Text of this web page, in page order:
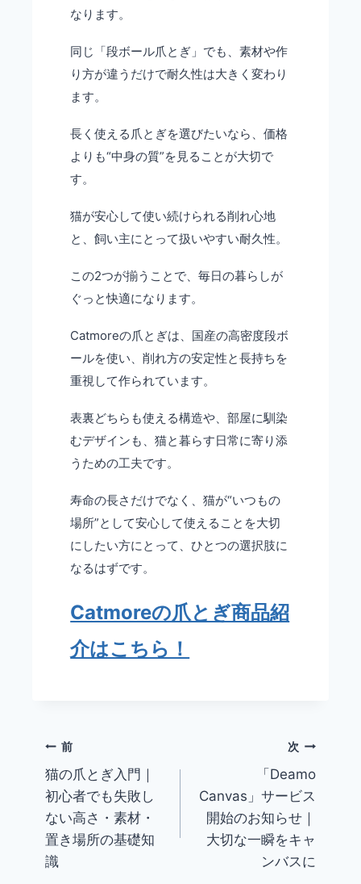
なります。
同じ「段ボール爪とぎ」でも、素材や作
り方が違うだけで耐久性は大きく変わり
ます。
長く使える爪とぎを選びたいなら、価格
よりも“中身の質”を見ることが大切で
す。
猫が安心して使い続けられる削れ心地
と、飼い主にとって扱いやすい耐久性。
この2つが揃うことで、毎日の暮らしが
ぐっと快適になります。
Catmoreの爪とぎは、国産の高密度段ボ
ールを使い、削れ方の安定性と長持ちを
重視して作られています。
表裏どちらも使える構造や、部屋に馴染
むデザインも、猫と暮らす日常に寄り添
うための工夫です。
寿命の長さだけでなく、猫が“いつもの
場所”として安心して使えることを大切
にしたい方にとって、ひとつの選択肢に
なるはずです。
Catmoreの爪とぎ商品紹
介はこちら！
投
稿
ナ
ビ
ゲ
前
猫の爪とぎ入門｜
初心者でも失敗し
ない高さ・素材・
置き場所の基礎知
識
次
「Deamo
Canvas」サービス
開始のお知らせ｜
大切な一瞬をキャ
ンバスに